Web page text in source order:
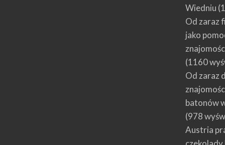
Wiedniu
Od zaraz
jako
(1160
Od zaraz
batonów
(978
Austria